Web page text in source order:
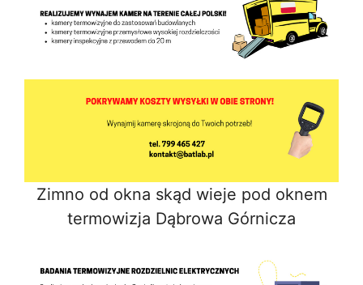
Zimno od okna skąd wieje pod oknem
termowizja Dąbrowa Górnicza